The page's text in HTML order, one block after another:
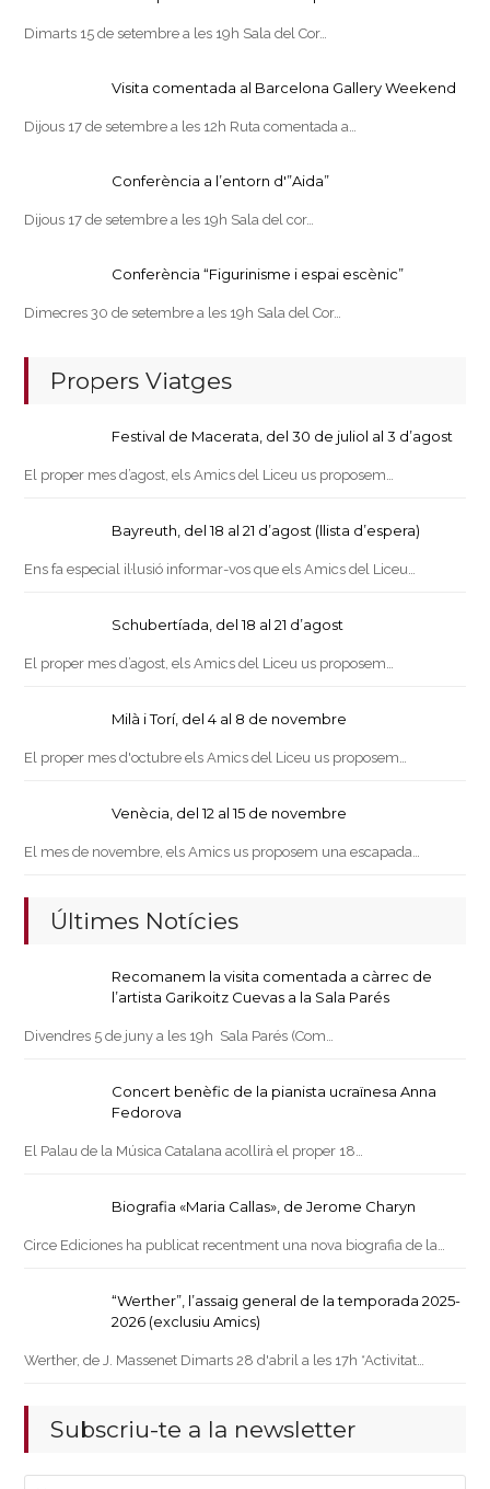
Dimarts 15 de setembre a les 19h Sala del Cor…
Visita comentada al Barcelona Gallery Weekend
Dijous 17 de setembre a les 12h Ruta comentada a…
Conferència a l’entorn d'”Aida”
Dijous 17 de setembre a les 19h Sala del cor…
Conferència “Figurinisme i espai escènic”
Dimecres 30 de setembre a les 19h Sala del Cor…
Propers Viatges
Festival de Macerata, del 30 de juliol al 3 d’agost
El proper mes d’agost, els Amics del Liceu us proposem…
Bayreuth, del 18 al 21 d’agost (llista d’espera)
Ens fa especial il·lusió informar-vos que els Amics del Liceu…
Schubertíada, del 18 al 21 d’agost
El proper mes d’agost, els Amics del Liceu us proposem…
Milà i Torí, del 4 al 8 de novembre
El proper mes d'octubre els Amics del Liceu us proposem…
Venècia, del 12 al 15 de novembre
El mes de novembre, els Amics us proposem una escapada…
Últimes Notícies
Recomanem la visita comentada a càrrec de
l’artista Garikoitz Cuevas a la Sala Parés
Divendres 5 de juny a les 19h Sala Parés (Com…
Concert benèfic de la pianista ucraïnesa Anna
Fedorova
El Palau de la Música Catalana acollirà el proper 18…
Biografia «Maria Callas», de Jerome Charyn
Circe Ediciones ha publicat recentment una nova biografia de la…
“Werther”, l’assaig general de la temporada 2025-
2026 (exclusiu Amics)
Werther, de J. Massenet Dimarts 28 d'abril a les 17h *Activitat…
Subscriu-te a la newsletter